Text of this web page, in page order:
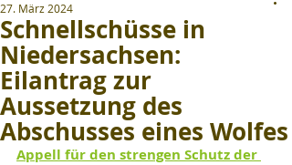
Schnellschüsse in
Niedersachsen:
Eilantrag zur
Aussetzung des
Abschusses eines Wolfes
27. März 2024
Appell für den strengen Schutz der